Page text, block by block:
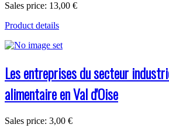
Sales price: 13,00 €
Product details
Les entreprises du secteur
alimentaire en Val d'Oise
Sales price: 3,00 €